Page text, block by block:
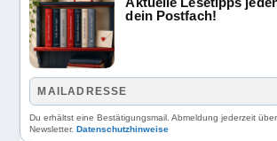
dein Postfach!
Du erhältst eine Bestätigungsmail. Abmeldung jederzeit
Newsletter.Datenschutzhinweise